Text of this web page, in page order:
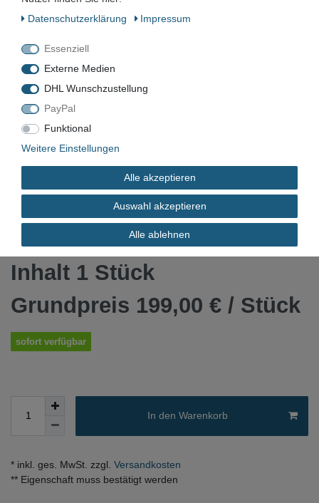
VN-138
*
Inhalt 1 Stück
Grundpreis 199,00 € / Stück
sofort verfügbar
In den Warenkorb
* inkl. ges. MwSt. zzgl. Versandkosten
** Eigenschaft muss bestätigt werden
Daten­schutz­erklärung
Impressum
Essenziell
Externe Medien
DHL Wunschzustellung
PayPal
Funktional
Weitere Einstellungen
Alle akzeptieren
Auswahl akzeptieren
Alle ablehnen